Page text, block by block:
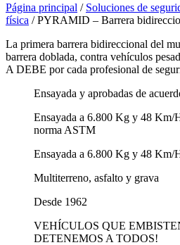
Página principal / Soluciones de
física /PYRAMID – Barrera
La primera barrera bidireccional del
barrera doblada, contra vehículos
A DEBE por cada profesional de
Ensayada y aprobadas de
Ensayada a 6.800 Kg y 48 Km/
norma ASTM
Ensayada a 6.800 Kg y 48 Km/
Multiterreno, asfalto y grava
Desde 1962
VEHÍCULOS QUE
DETENEMOS A TODOS!